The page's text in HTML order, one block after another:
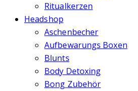
Ritualkerzen
Headshop
Aschenbecher
Aufbewarungs Boxen
Blunts
Body Detoxing
Bong Zubehör